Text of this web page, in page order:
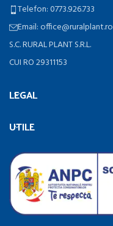
Telefon: 0773.926.733
Email: office@ruralplant.ro
S.C. RURAL PLANT S.R.L.
CUI RO 29311153
LEGAL
UTILE